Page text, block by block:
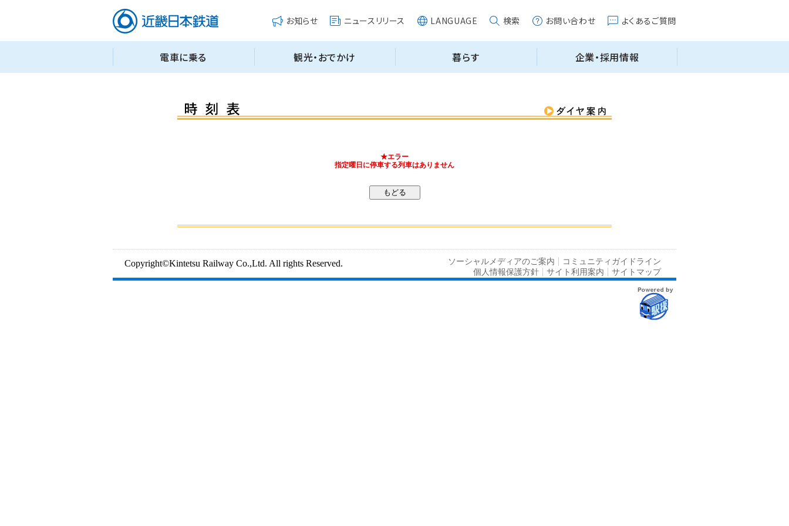
★エラー
指定曜日に停車する列車はありません